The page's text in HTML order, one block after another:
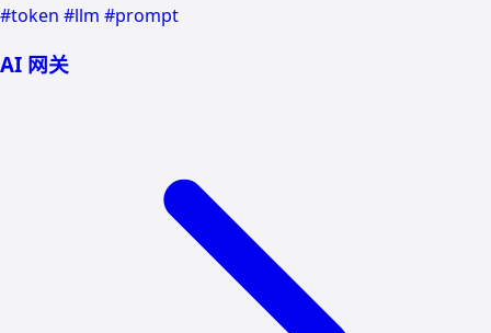
#token #llm #prompt
AI 网关